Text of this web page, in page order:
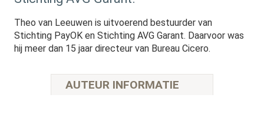
Theo van Leeuwen is uitvoerend bestuurder van
Stichting PayOK en Stichting AVG Garant. Daarvoor was
hij meer dan 15 jaar directeur van Bureau Cicero.
AUTEUR INFORMATIE